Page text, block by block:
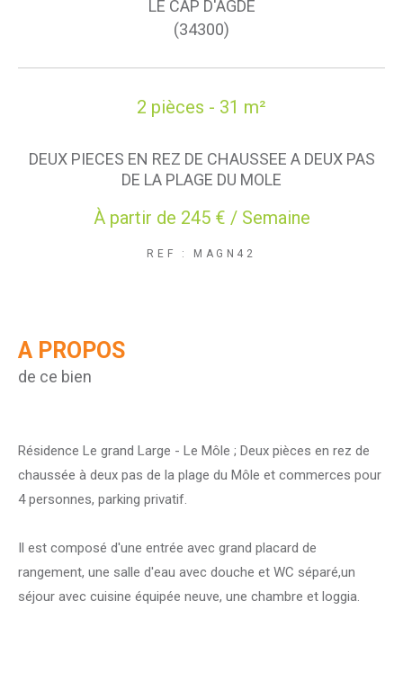
LE CAP D'AGDE
(34300)
2 pièces - 31 m²
DEUX PIECES EN REZ DE CHAUSSEE A DEUX PAS
DE LA PLAGE DU MOLE
À partir de 245 € / Semaine
REF : MAGN42
A PROPOS
de ce bien
Résidence Le grand Large - Le Môle ; Deux pièces en rez de
chaussée à deux pas de la plage du Môle et commerces pour
4 personnes, parking privatif.
Il est composé d'une entrée avec grand placard de
rangement, une salle d'eau avec douche et WC séparé,un
séjour avec cuisine équipée neuve, une chambre et loggia.